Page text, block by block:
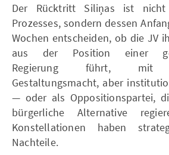
Der Rücktritt Siliņas ist
Prozesses, sondern dessen
Wochen entscheiden, ob die JV
aus der Position einer
Regierung führt, mit
Gestaltungsmacht, aber
— oder als Oppositionspartei,
bürgerliche Alternative
Konstellationen haben
Nachteile.